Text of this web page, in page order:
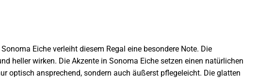
Eiche verleiht diesem Regal eine besondere Note. Die
heller wirken. Die Akzente in Sonoma Eiche setzen einen natürlichen
optisch ansprechend, sondern auch äußerst pflegeleicht. Die glatten